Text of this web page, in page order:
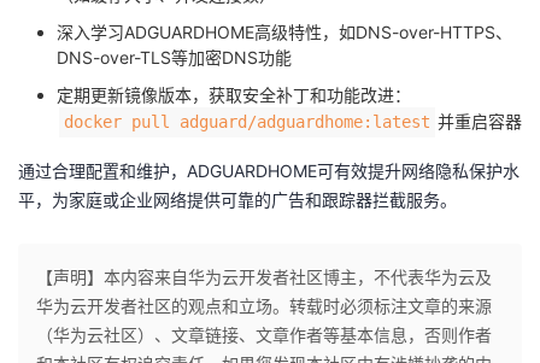
深入学习ADGUARDHOME高级特性，如DNS-over-HTTPS、
DNS-over-TLS等加密DNS功能
定期更新镜像版本，获取安全补丁和功能改进：
docker pull adguard/adguardhome:latest 并重启容器
通过合理配置和维护，ADGUARDHOME可有效提升网络隐私保护水
平，为家庭或企业网络提供可靠的广告和跟踪器拦截服务。
【声明】本内容来自华为云开发者社区博主，不代表华为云及
华为云开发者社区的观点和立场。转载时必须标注文章的来源
（华为云社区）、文章链接、文章作者等基本信息，否则作者